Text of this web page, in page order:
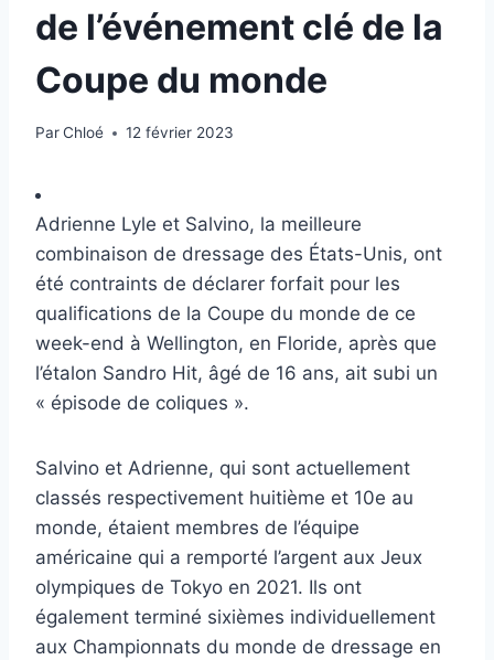
de l’événement clé de la
Coupe du monde
ParChloé 12 février 2023
Adrienne Lyle et Salvino, la meilleure
combinaison de dressage des États-Unis, ont
été contraints de déclarer forfait pour les
qualifications de la Coupe du monde de ce
week-end à Wellington, en Floride, après que
l’étalon Sandro Hit, âgé de 16 ans, ait subi un
« épisode de coliques ».
Salvino et Adrienne, qui sont actuellement
classés respectivement huitième et 10e au
monde, étaient membres de l’équipe
américaine qui a remporté l’argent aux Jeux
olympiques de Tokyo en 2021. Ils ont
également terminé sixièmes individuellement
aux Championnats du monde de dressage en